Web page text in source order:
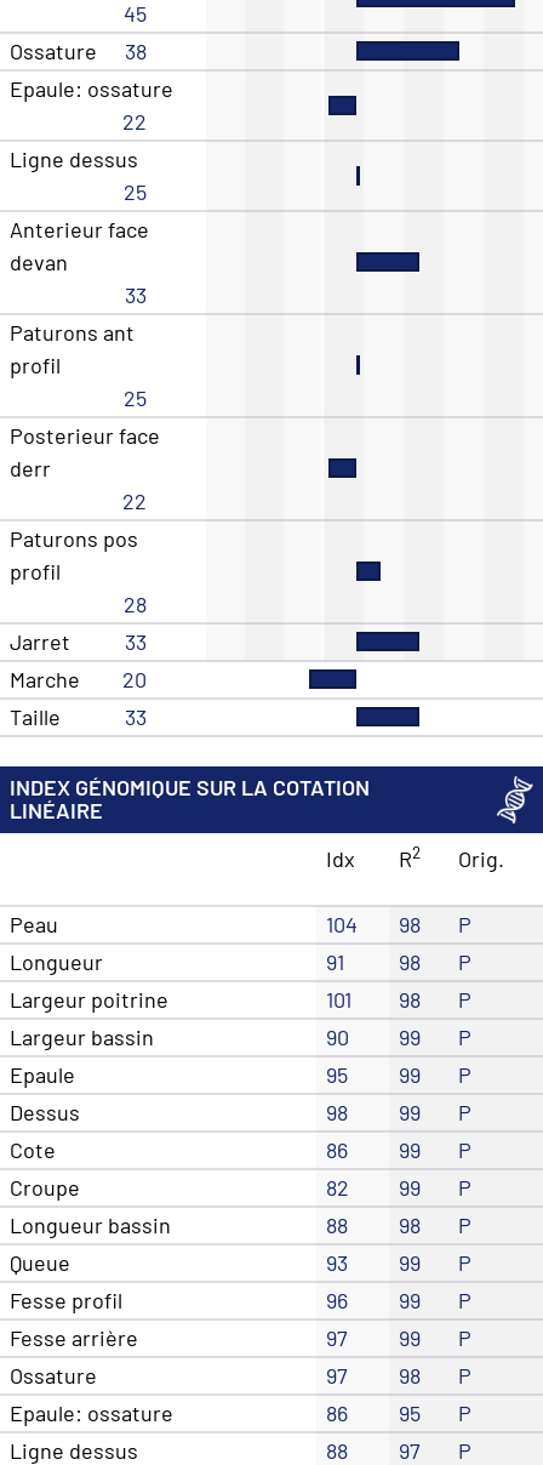
45
Ossature
38
Epaule: ossature
22
Ligne dessus
25
Anterieur face
devan
33
Paturons ant
profil
25
Posterieur face
derr
22
Paturons pos
profil
28
Jarret
33
Marche
20
Taille
33
INDEX GÉNOMIQUE SUR LA COTATION
LINÉAIRE
Idx
R2 Orig.
Peau 104 98
P
Longueur
91 98
P
Largeur poitrine
101 98
P
Largeur bassin
90 99
P
Epaule
95 99
P
Dessus
98 99
P
Cote
86 99
P
Croupe
82 99
P
Longueur bassin
88 98
P
Queue
93 99
P
Fesse profil
96 99
P
Fesse arrière
97 99
P
Ossature
97 98
P
Epaule: ossature
86 95
P
Ligne dessus
88 97
P